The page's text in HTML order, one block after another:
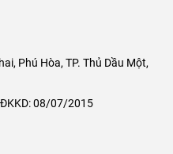
Phú Hòa, TP. Thủ Dầu Một,
08/07/2015